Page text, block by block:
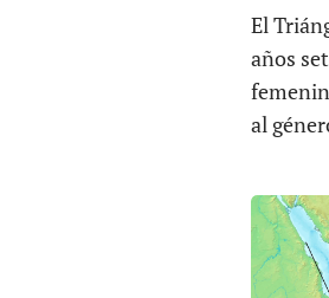
El
años
al